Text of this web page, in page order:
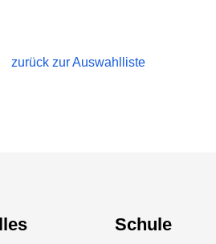
zurück zur Auswahlliste
Schule